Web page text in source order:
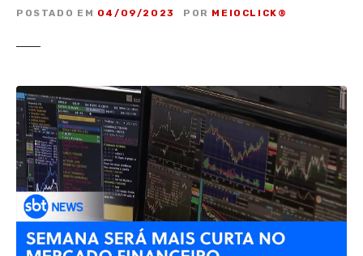
POSTADO EM 04/09/2023 POR MEIOCLICK®